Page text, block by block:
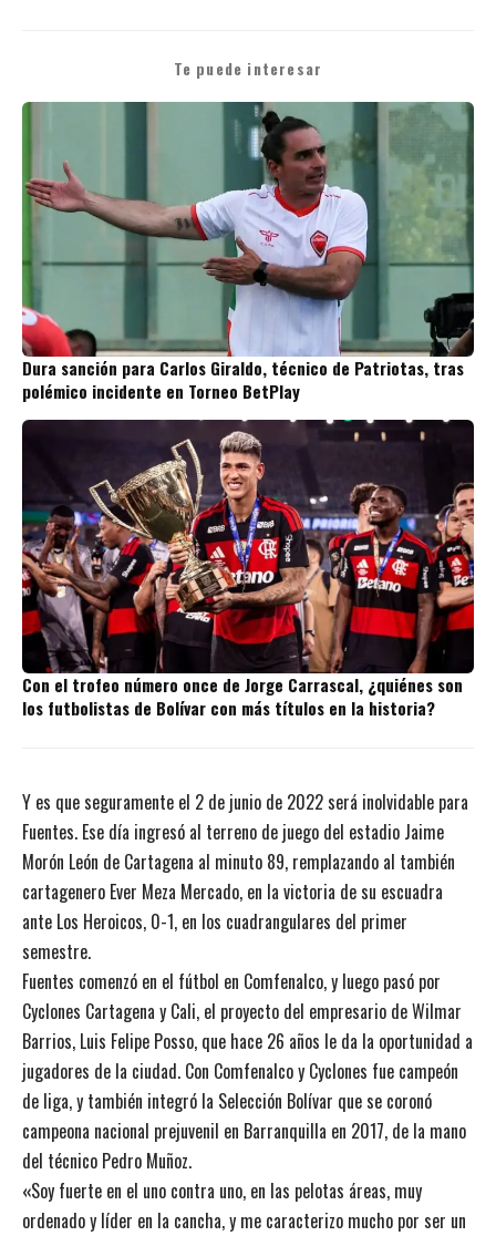
Te puede interesar
Dura sanción para Carlos Giraldo, técnico de Patriotas, tras
polémico incidente en Torneo BetPlay
Con el trofeo número once de Jorge Carrascal, ¿quiénes son
los futbolistas de Bolívar con más títulos en la historia?
Y es que seguramente el 2 de junio de 2022 será inolvidable para
Fuentes. Ese día ingresó al terreno de juego del estadio Jaime
Morón León de Cartagena al minuto 89, remplazando al también
cartagenero Ever Meza Mercado, en la victoria de su escuadra
ante Los Heroicos, 0-1, en los cuadrangulares del primer
semestre.
Fuentes comenzó en el fútbol en Comfenalco, y luego pasó por
Cyclones Cartagena y Cali, el proyecto del empresario de Wilmar
Barrios, Luis Felipe Posso, que hace 26 años le da la oportunidad a
jugadores de la ciudad. Con Comfenalco y Cyclones fue campeón
de liga, y también integró la Selección Bolívar que se coronó
campeona nacional prejuvenil en Barranquilla en 2017, de la mano
del técnico Pedro Muñoz.
«Soy fuerte en el uno contra uno, en las pelotas áreas, muy
ordenado y líder en la cancha, y me caracterizo mucho por ser un